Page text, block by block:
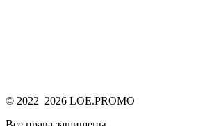
© 2022–2026 LOE.PROMO